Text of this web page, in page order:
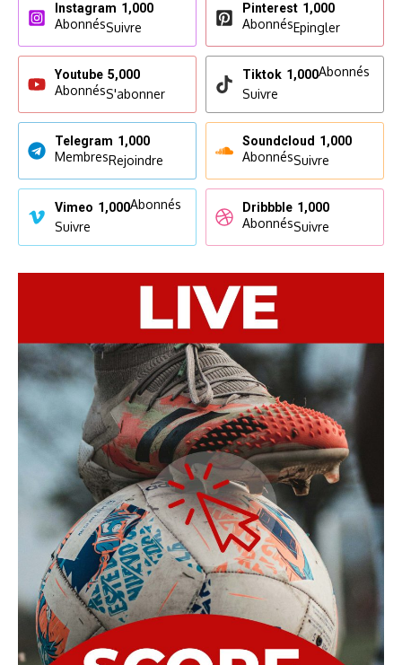
Instagram 1,000
AbonnésSuivre
Pinterest 1,000
AbonnésEpingler
Youtube 5,000
AbonnésS'abonner
Tiktok 1,000Abonnés
Suivre
Telegram 1,000
MembresRejoindre
Soundcloud 1,000
AbonnésSuivre
Vimeo 1,000Abonnés
Suivre
Dribbble 1,000
AbonnésSuivre